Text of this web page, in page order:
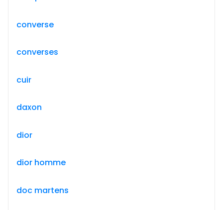
converse
converses
cuir
daxon
dior
dior homme
doc martens